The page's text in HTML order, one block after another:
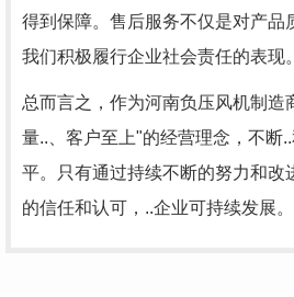
得到保障。售后服务不仅是对产品
我们积极履行企业社会责任的表现。
总而言之，作为河南负压风机制造
量..、客户至上"的经营理念，不断
平。只有通过持续不断的努力和改
的信任和认可，..企业可持续发展。